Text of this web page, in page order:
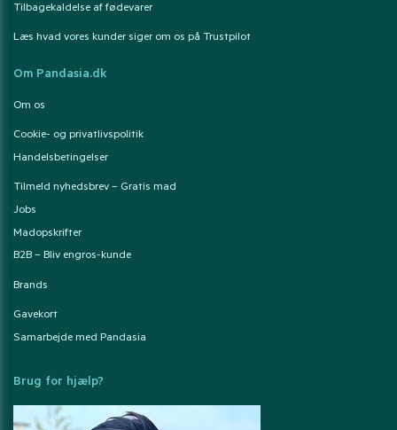
Tilbagekaldelse af fødevarer
Læs hvad vores kunder siger om os på Trustpilot
Om Pandasia.dk
Om os
Cookie- og privatlivspolitik
Handelsbetingelser
Tilmeld nyhedsbrev – Gratis mad
Jobs
Madopskrifter
B2B – Bliv engros-kunde
Brands
Gavekort
Samarbejde med Pandasia
Brug for hjælp?